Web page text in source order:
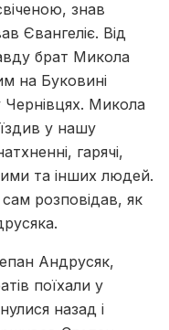
знав
Євангеліє. Від
брат Микола
на Буковині
Микола
у нашу
гарячі,
та інших людей.
розповідав, як
Андрусяк,
поїхали у
назад і